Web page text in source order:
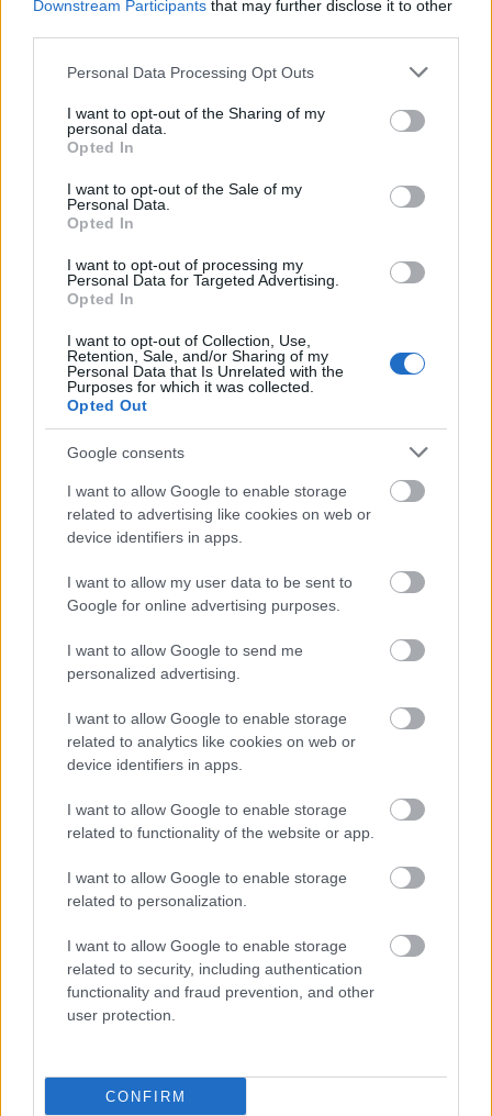
Downstream Participants that may further disclose it to other
Please note that this website/app uses one or more Google
not limited to your visit or usage behaviour. You may click to
grant or deny consent to Google and its third-party tags to
use your data for below specified purposes in below Google
consent section.
Personal Data Processing Opt Outs
I want to opt-out of the Sharing of my
personal data.
Opted In
I want to opt-out of the Sale of my
Personal Data.
Opted In
I want to opt-out of processing my
Personal Data for Targeted Advertising.
Opted In
I want to opt-out of Collection, Use,
Retention, Sale, and/or Sharing of my
Personal Data that Is Unrelated with the
Purposes for which it was collected.
Opted Out
Google consents
I want to allow Google to enable storage
related to advertising like cookies on web or
device identifiers in apps.
I want to allow my user data to be sent to
Google for online advertising purposes.
I want to allow Google to send me
personalized advertising.
I want to allow Google to enable storage
related to analytics like cookies on web or
device identifiers in apps.
I want to allow Google to enable storage
related to functionality of the website or app.
I want to allow Google to enable storage
related to personalization.
I want to allow Google to enable storage
related to security, including authentication
functionality and fraud prevention, and other
user protection.
CONFIRM
A felvonultatott digitális technika
látott formában születik újjá, többek között
az alábbi akciók során:
jazz improvizációk tempót diktáló
gördeszkazenére,
repülés a felhők között, széken ülve,
tánccal orgonálás,
és lesz még sok más meglepetés is...
DAH - Digitális Akrobatikus Happening 1.
Helyszín: Trafó Nagyterem
Időpont: Április 4. és 5. 20:00
További információk és jegyvásárlás
a Trafó
honlapján.
Színház Sport Zene Programajánló
Happening